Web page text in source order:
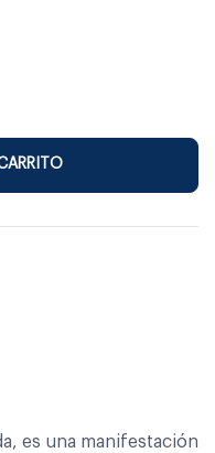
es una manifestación